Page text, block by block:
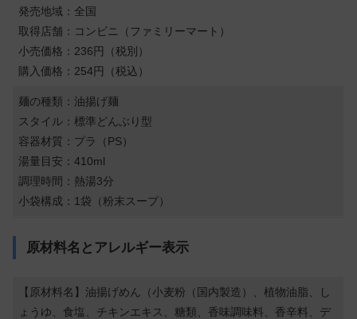
発売地域：全国
取得店舗：コンビニ（ファミリーマート）
小売価格：236円（税別）
購入価格：254円（税込）
麺の種類：油揚げ麺
スタイル：標準どんぶり型
容器材質：プラ（PS）
湯量目安：410ml
調理時間：熱湯3分
小袋構成：1袋（粉末スープ）
原材料名とアレルギー表示
【原材料名】油揚げめん（小麦粉（国内製造）、植物油脂、し
ょうゆ、食塩、チキンエキス、糖類、香味調味料、香辛料、デ